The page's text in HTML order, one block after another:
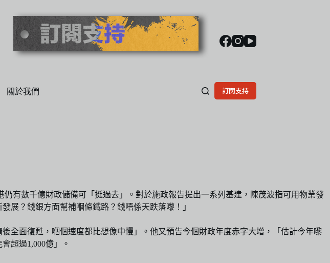
關於我們 訂閱支持
有數千億財政儲備可「挺過去」。對於施政報告提出一系列基建，陳茂波指可用物業發
展？錢銀方面幫補嗰條鐵路？錢唔係天跌落嚟！」
全面復甦，嗰個速度都比想像中慢」。他又預告今個財政年度赤字大增，「估計今年嚟
超過1,000億」。